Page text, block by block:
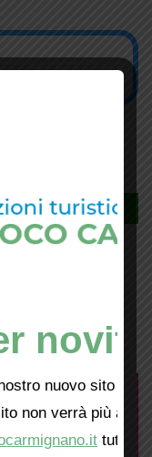
nuovo sito web!
non verrà più
tutti i